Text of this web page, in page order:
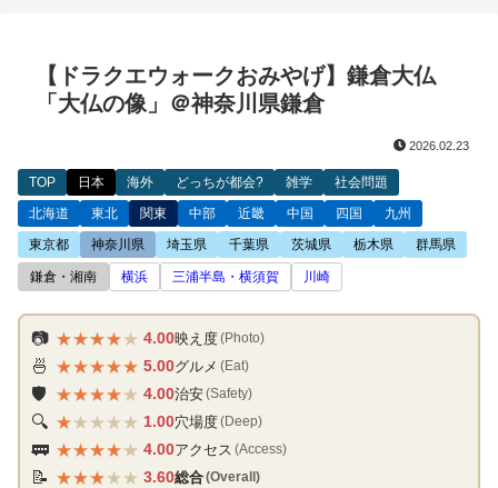
【ドラクエウォークおみやげ】鎌倉大仏
「大仏の像」＠神奈川県鎌倉
2026.02.23
TOP 日本 海外 どっちが都会? 雑学 社会問題
北海道 東北 関東 中部 近畿 中国 四国 九州
東京都 神奈川県 埼玉県 千葉県 茨城県 栃木県 群馬県
鎌倉・湘南 横浜 三浦半島・横須賀 川崎
📷 ★★★★★ 4.00映え度(Photo)
🍜 ★★★★★ 5.00グルメ (Eat)
🛡️ ★★★★★ 4.00治安(Safety)
🔍 ★★★★★ 1.00穴場度(Deep)
🚃 ★★★★★ 4.00アクセス (Access)
📝 ★★★★★ 3.60総合(Overall)